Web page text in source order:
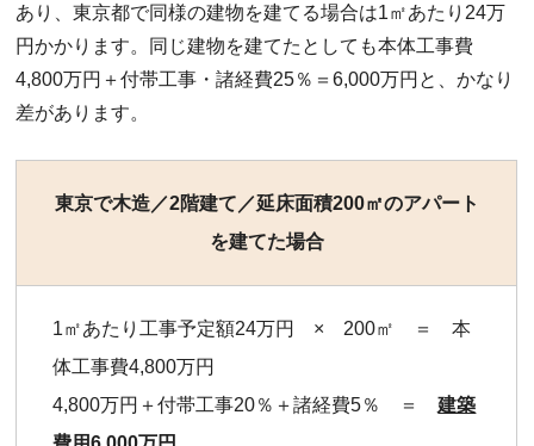
あり、東京都で同様の建物を建てる場合は1㎡あたり24万
円かかります。同じ建物を建てたとしても本体工事費
4,800万円＋付帯工事・諸経費25％＝6,000万円と、かなり
差があります。
東京で木造／2階建て／延床面積200㎡のアパート
を建てた場合
1㎡あたり工事予定額24万円 × 200㎡ ＝ 本
体工事費4,800万円
4,800万円＋付帯工事20％＋諸経費5％ ＝建築